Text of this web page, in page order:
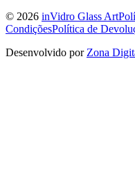
© 2026 inVidro Glass Art
CondiçõesPolítica de
Desenvolvido por Zona